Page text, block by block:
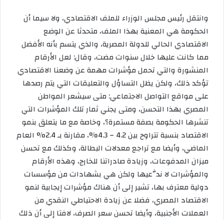
وانتقل رئيس مجلس الوزراء للملف الاقتصادي، ولا سيما أن
الحكومة هي المعنية بهذا الملف، متحدثا عن الوضع
الاقتصادي الحالي للدولة المصرية، والذي يتسم بأنه الأفضل
مما كانت عليها خلال سنوات مضت، وقال: لعل الأرقام
المنشورة والتي تحمل مؤشرات مهمة عن وضعنا الاقتصادي
تؤكد ذلك، ولكن يظل التساؤل والتعليقات التي يتم رصدها
على مواقع التواصل الاجتماعي: متى سيشعر المواطن
المصري بهذا التحسن، ومتى يجني ثمار تلك المؤشرات التي
تنشرها الحكومة بصفة مستمرة؟، وخاصة مع ما يتعلق بنمو
الاقتصاد بنسبة تتراوح بين 4.2 – 4.3%، مقارنة بـ 2.4% العام
الماضي، وأيضا مع تراجع معدلات البطالة، وكذلك مع تحسن
ميزان المدفوعات، وزيادة صادراتنا للخارج، وهذه الأرقام
والمؤشرات لا ندَّعيها ولكن هي بشهادات من مؤسسات
دولية معترف بها، تشير إلى أن هناك مؤشرات إيجابية لنمو
الاقتصاد المصري، فضلا عن زيادة الاحتياطي النقدي من
العملات الأجنبية، وأيضا تحسن سعر الصرف، لافتا إلى أن ذلك